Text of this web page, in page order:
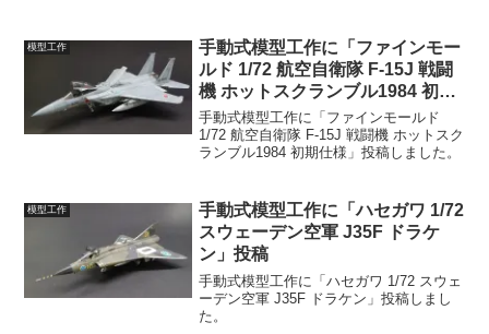
模型工作
手動式模型工作に「ファインモー
ルド 1/72 航空自衛隊 F-15J 戦闘
機 ホットスクランブル1984 初期
仕様」投稿
手動式模型工作に「ファインモールド
1/72 航空自衛隊 F-15J 戦闘機 ホットスク
ランブル1984 初期仕様」投稿しました。
模型工作
手動式模型工作に「ハセガワ 1/72
スウェーデン空軍 J35F ドラケ
ン」投稿
手動式模型工作に「ハセガワ 1/72 スウェ
ーデン空軍 J35F ドラケン」投稿しまし
た。